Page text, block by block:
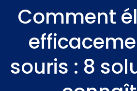
Comment
souris : 8